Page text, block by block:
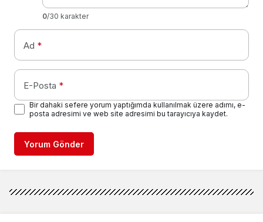
0/30 karakter
Ad *
E-Posta *
Bir dahaki sefere yorum yaptığımda kullanılmak üzere adımı, e-
posta adresimi ve web site adresimi bu tarayıcıya kaydet.
Yorum Gönder